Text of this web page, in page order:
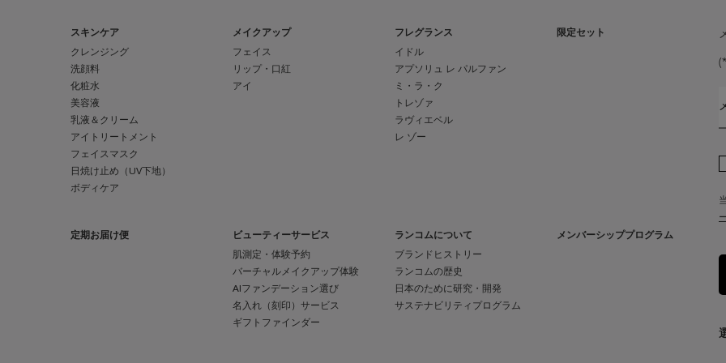
スキンケア
クレンジング
洗顔料
化粧水
美容液
乳液＆クリーム
アイトリートメント
フェイスマスク
日焼け止め（UV下地）
ボディケア
メイクアップ
フェイス
リップ・口紅
アイ
フレグランス
イドル
アプソリュ レ パルファン
ミ・ラ・ク
トレゾァ
ラヴィエベル
レ ゾー
限定セット
定期お届け便 ビューティーサービス
肌測定・体験予約
バーチャルメイクアップ体験
AIファンデーション選び
名入れ（刻印）サービス
ギフトファインダー
ランコムについて
ブランドヒストリー
ランコムの歴史
日本のために研究・開発
サステナビリティプログラム
メンバーシッププログラム